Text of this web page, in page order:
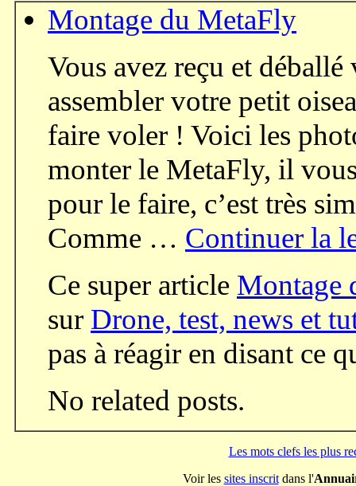
Montage du MetaFly
Vous avez reçu et
assembler votre petit
faire voler ! Voici les
monter le MetaFly, il
pour le faire, c’est très
Comme … Continuer la
Ce super article Montage
sur Drone, test, news et
pas à réagir en disant ce
No related posts.
Les mots clefs les plus
Voir les sites inscritdans l'